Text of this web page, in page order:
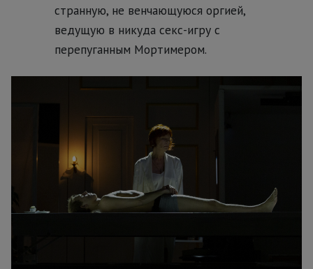
странную, не венчающуюся оргией,
ведущую в никуда секс-игру с
перепуганным Мортимером.